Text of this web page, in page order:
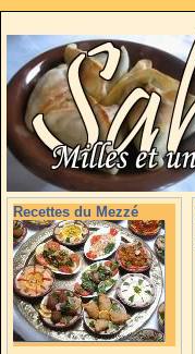
Recettes du Mezzé